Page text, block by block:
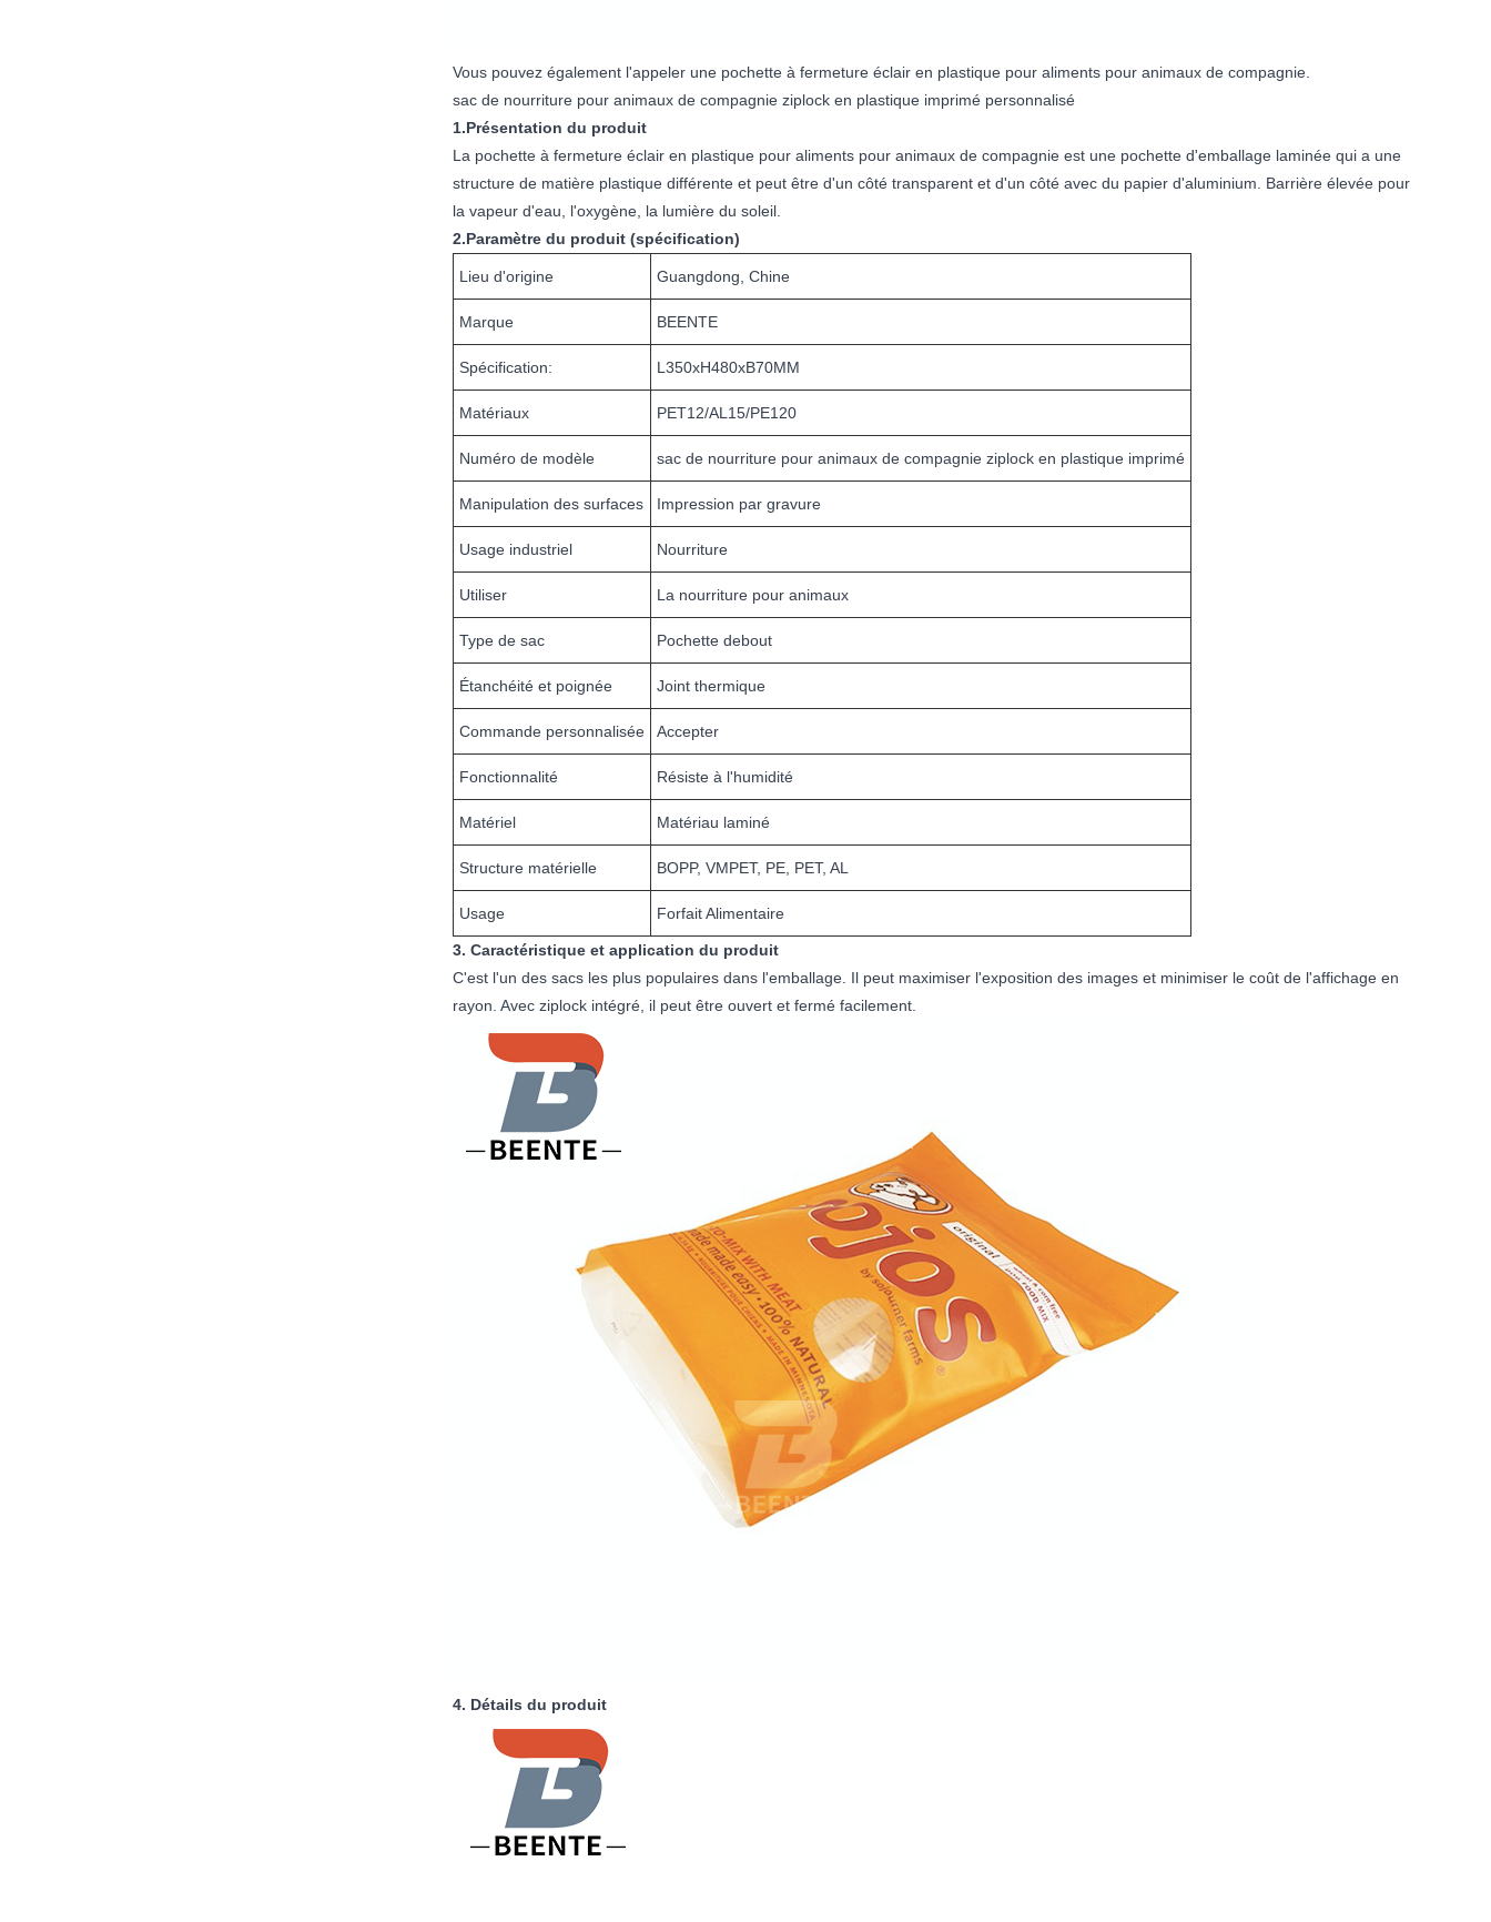
Vous pouvez également l'appeler une pochette à fermeture éclair en plastique pour aliments pour animaux de compagnie.
sac de nourriture pour animaux de compagnie ziplock en plastique imprimé personnalisé
1.Présentation du produit
La pochette à fermeture éclair en plastique pour aliments pour animaux de compagnie est une pochette d'emballage laminée qui a une
structure de matière plastique différente et peut être d'un côté transparent et d'un côté avec du papier d'aluminium. Barrière élevée pour
la vapeur d'eau, l'oxygène, la lumière du soleil.
2.Paramètre du produit (spécification)
Lieu d'origine Guangdong, Chine
Marque BEENTE
Spécification: L350xH480xB70MM
Matériaux PET12/AL15/PE120
Numéro de modèle sac de nourriture pour animaux de compagnie ziplock en plastique imprimé
Manipulation des surfaces Impression par gravure
Usage industriel Nourriture
Utiliser La nourriture pour animaux
Type de sac Pochette debout
Étanchéité et poignée Joint thermique
Commande personnalisée Accepter
Fonctionnalité Résiste à l'humidité
Matériel Matériau laminé
Structure matérielle BOPP, VMPET, PE, PET, AL
Usage Forfait Alimentaire
3. Caractéristique et application du produit
C'est l'un des sacs les plus populaires dans l'emballage. Il peut maximiser l'exposition des images et minimiser le coût de l'affichage en
rayon. Avec ziplock intégré, il peut être ouvert et fermé facilement.
4. Détails du produit